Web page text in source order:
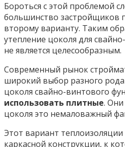
Бороться с этой проблемой
большинство застройщиков
второму варианту. Таким
утепление цоколя для
не является целесообразным.
Современный рынок
широкий выбор разного рода
цоколя свайно-винтового
использовать плитные. Они
цоколя это немаловажный
Этот вариант теплоизоляции
каркасной конструкции, к